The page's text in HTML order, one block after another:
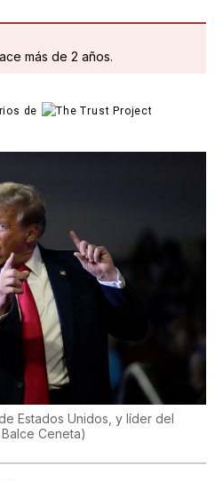
más de 2 años.
de
Estados Unidos, y líder del
Ceneta)